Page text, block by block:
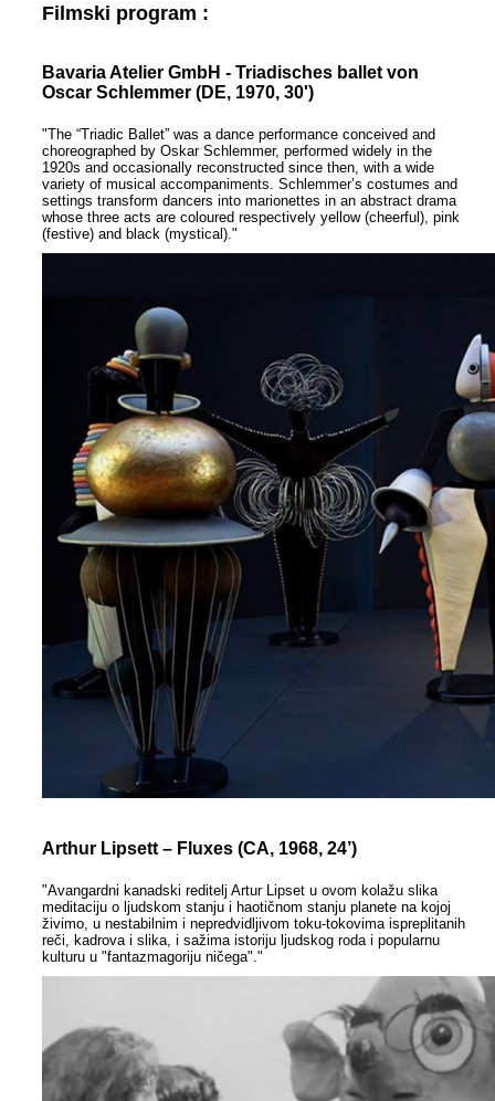
Filmski program :
Bavaria Atelier GmbH - Triadisches ballet von
Oscar Schlemmer (DE, 1970, 30')
"The “Triadic Ballet” was a dance performance conceived and
choreographed by Oskar Schlemmer, performed widely in the
1920s and occasionally reconstructed since then, with a wide
variety of musical accompaniments. Schlemmer’s costumes and
settings transform dancers into marionettes in an abstract drama
whose three acts are coloured respectively yellow (cheerful), pink
(festive) and black (mystical)."
Arthur Lipsett – Fluxes (CA, 1968, 24’)
"Avangardni kanadski reditelj Artur Lipset u ovom kolažu slika
meditaciju o ljudskom stanju i haotičnom stanju planete na kojoj
živimo, u nestabilnim i nepredvidljivom toku-tokovima ispreplitanih
reči, kadrova i slika, i sažima istoriju ljudskog roda i popularnu
kulturu u "fantazmagoriju ničega"."